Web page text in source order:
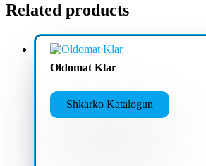
Related products
Oldomat Klar
Shkarko Katalogun